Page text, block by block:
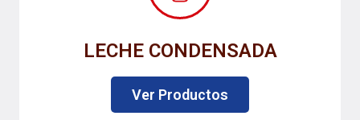
LECHE CONDENSADA
Ver Productos